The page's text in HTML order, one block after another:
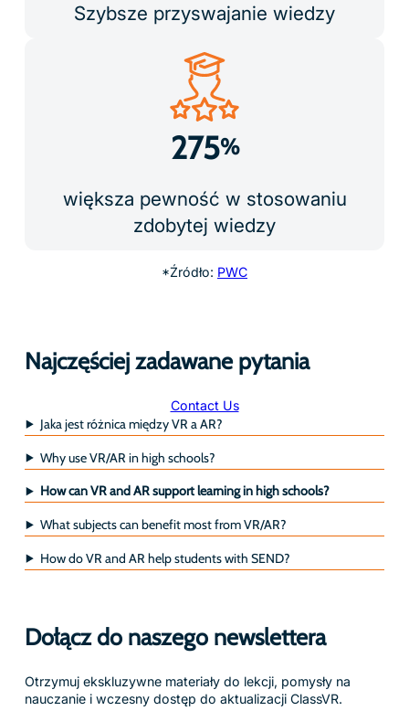
Szybsze przyswajanie wiedzy
275%
większa pewność w stosowaniu
zdobytej wiedzy
*Źródło: PWC
Najczęściej zadawane pytania
Contact Us
Jaka jest różnica między VR a AR?
Why use VR/AR in high schools?
How can VR and AR support learning in high schools?
What subjects can benefit most from VR/AR?
How do VR and AR help students with SEND?
Dołącz do naszego newslettera
Otrzymuj ekskluzywne materiały do lekcji, pomysły na
nauczanie i wczesny dostęp do aktualizacji ClassVR.